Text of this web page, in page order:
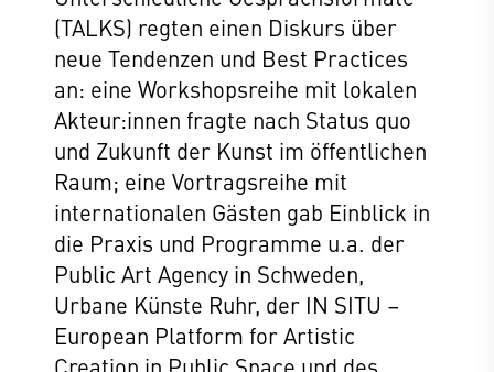
(TALKS) regten einen Diskurs über
neue Tendenzen und Best Practices
an: eine Workshopsreihe mit lokalen
Akteur:innen fragte nach Status quo
und Zukunft der Kunst im öffentlichen
Raum; eine Vortragsreihe mit
internationalen Gästen gab Einblick in
die Praxis und Programme u.a. der
Public Art Agency in Schweden,
Urbane Künste Ruhr, der IN SITU –
European Platform for Artistic
Creation in Public Space und des